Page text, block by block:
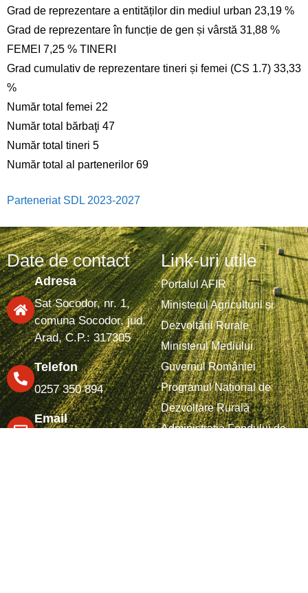
Grad de reprezentare a entităților din mediul urban 23,19 %
Grad de reprezentare în funcție de gen și vârstă 31,88 %
FEMEI 7,25 % TINERI
Grad cumulativ de reprezentare tineri și femei (CS 1.7) 33,33
%
Număr total femei 22
Număr total bărbaţi 47
Număr total tineri 5
Număr total al partenerilor 69
Parteneriat SDL 2023-2027
Date de contact
Adresa
Sat Socodor, nr. 1,
comuna Socodor, jud.
Arad, C.P.: 317305
Telefon
0257 350 894
Email
Link-uri utile
Portalul AFIR
Ministerul Agriculturii și
Dezvoltării Rurale
Ministerul Mediului
Guvernul României
Programul Național de
Dezvoltare Rurală
Administrația Fondului de